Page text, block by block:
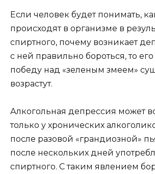
Если человек будет понимать,
происходят в организме в
спиртного, почему возникает
с ней правильно бороться, то
победу над «зеленым змеем»
возрастут.
Алкогольная депрессия может
только у хронических
после разовой «грандиозной»
после нескольких дней
спиртного. С таким явлением